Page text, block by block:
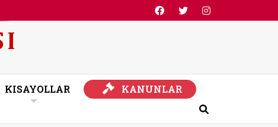
KISAYOLLAR KANUNLAR
KANUNLAR